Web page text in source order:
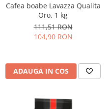
Cafea boabe Lavazza Qualita
Oro, 1 kg
111,51 RON
104,90 RON
ADAUGA IN COS